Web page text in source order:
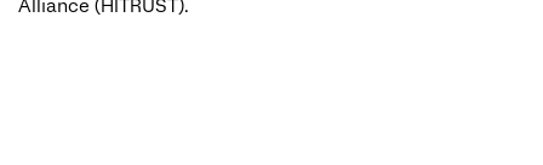
Alliance (HITRUST).